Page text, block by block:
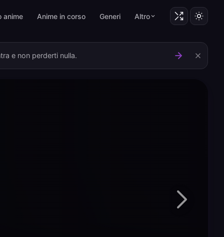
anime Anime in corso Generi Altro
e non perderti nulla.